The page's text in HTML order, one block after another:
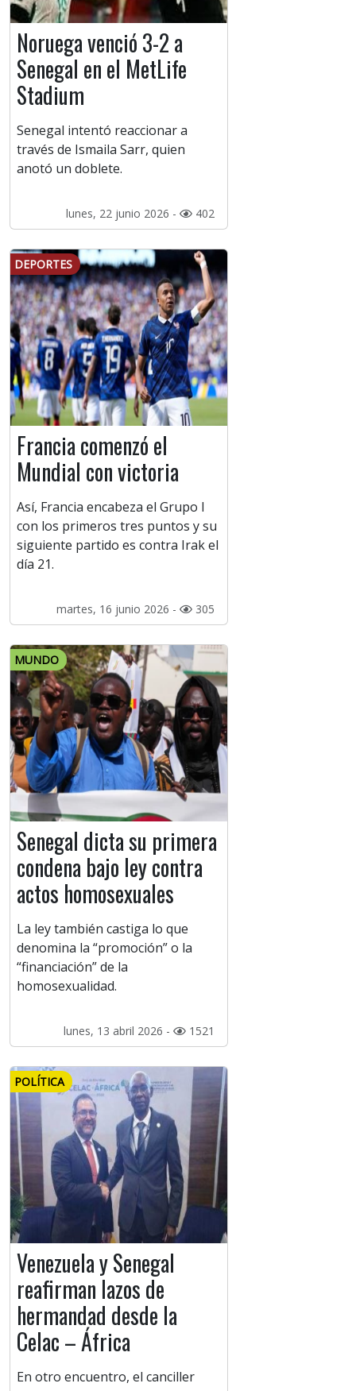
Noruega venció 3-2 a
Senegal en el MetLife
Stadium
Senegal intentó reaccionar a
través de Ismaila Sarr, quien
anotó un doblete.
lunes, 22 junio 2026 - 402
DEPORTES
Francia comenzó el
Mundial con victoria
Así, Francia encabeza el Grupo I
con los primeros tres puntos y su
siguiente partido es contra Irak el
día 21.
martes, 16 junio 2026 - 305
MUNDO
Senegal dicta su primera
condena bajo ley contra
actos homosexuales
La ley también castiga lo que
denomina la “promoción” o la
“financiación” de la
homosexualidad.
lunes, 13 abril 2026 - 1521
POLÍTICA
Venezuela y Senegal
reafirman lazos de
hermandad desde la
Celac – África
En otro encuentro, el canciller